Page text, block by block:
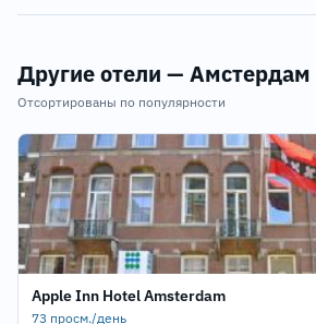
Другие отели — Амстердам
Отсортированы по популярности
Apple Inn Hotel Amsterdam
73 просм./день